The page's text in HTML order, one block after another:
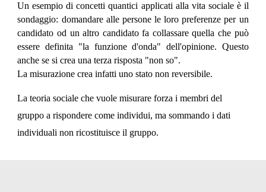
Un esempio di concetti quantici applicati alla vita sociale è il
sondaggio: domandare alle persone le loro preferenze per un
candidato od un altro candidato fa collassare quella che può
essere definita "la funzione d'onda" dell'opinione. Questo
anche se si crea una terza risposta "non so".
La misurazione crea infatti uno stato non reversibile.
La teoria sociale che vuole misurare forza i membri del
gruppo a rispondere come individui, ma sommando i dati
individuali non ricostituisce il gruppo.